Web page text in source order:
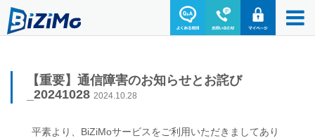
【重要】通信障害のお知らせとお詫び
_20241028 2024.10.28
平素より、BiZiMoサービスをご利用いただきましてあり